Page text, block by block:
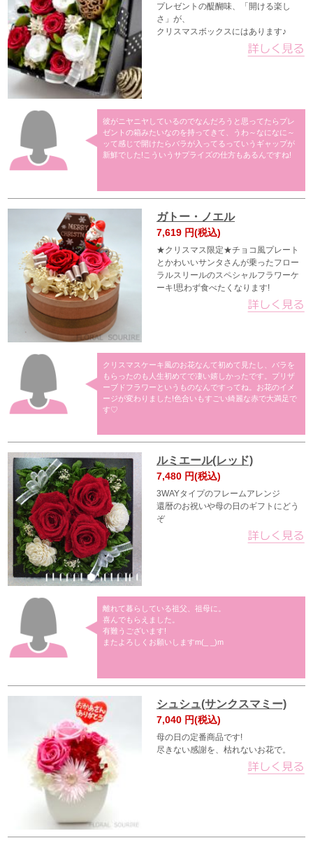
プレゼントの醍醐味、「開ける楽し
さ」が、
クリスマスボックスにはあります♪
彼がニヤニヤしているのでなんだろうと思ってたらプレ
ゼントの箱みたいなのを持ってきて、うわ～なになに～
ッて感じで開けたらバラが入ってるっていうギャップが
新鮮でした!こういうサプライズの仕方もあるんですね!
ガトー・ノエル
7,619 円(税込)
★クリスマス限定★チョコ風プレート
とかわいいサンタさんが乗ったフロー
ラルスリールのスペシャルフラワーケ
ーキ!思わず食べたくなります!
クリスマスケーキ風のお花なんて初めて見たし、バラを
もらったのも人生初めてで凄い嬉しかったです。プリザ
ーブドフラワーというものなんですってね。お花のイメ
ージが変わりました!色合いもすごい綺麗な赤で大満足で
す♡
ルミエール(レッド)
7,480 円(税込)
3WAYタイプのフレームアレンジ
還暦のお祝いや母の日のギフトにどう
ぞ
離れて暮らしている祖父、祖母に。
喜んでもらえました。
有難うございます!
またよろしくお願いしますm(_ _)m
シュシュ(サンクスマミー)
7,040 円(税込)
母の日の定番商品です!
尽きない感謝を、枯れないお花で。